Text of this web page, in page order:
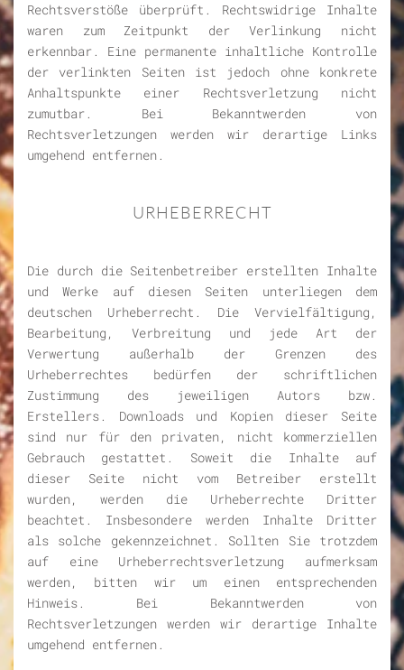
Rechtsverstöße überprüft. Rechtswidrige Inhalte
waren zum Zeitpunkt der Verlinkung nicht
erkennbar. Eine permanente inhaltliche Kontrolle
der verlinkten Seiten ist jedoch ohne konkrete
Anhaltspunkte einer Rechtsverletzung nicht
zumutbar. Bei Bekanntwerden von
Rechtsverletzungen werden wir derartige Links
umgehend entfernen.
URHEBERRECHT
Die durch die Seitenbetreiber erstellten Inhalte
und Werke auf diesen Seiten unterliegen dem
deutschen Urheberrecht. Die Vervielfältigung,
Bearbeitung, Verbreitung und jede Art der
Verwertung außerhalb der Grenzen des
Urheberrechtes bedürfen der schriftlichen
Zustimmung des jeweiligen Autors bzw.
Erstellers. Downloads und Kopien dieser Seite
sind nur für den privaten, nicht kommerziellen
Gebrauch gestattet. Soweit die Inhalte auf
dieser Seite nicht vom Betreiber erstellt
wurden, werden die Urheberrechte Dritter
beachtet. Insbesondere werden Inhalte Dritter
als solche gekennzeichnet. Sollten Sie trotzdem
auf eine Urheberrechtsverletzung aufmerksam
werden, bitten wir um einen entsprechenden
Hinweis. Bei Bekanntwerden von
Rechtsverletzungen werden wir derartige Inhalte
umgehend entfernen.